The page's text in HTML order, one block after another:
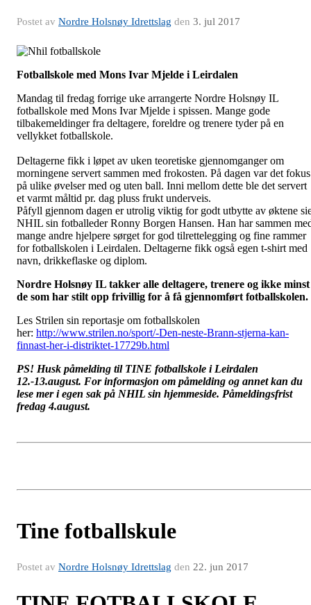
Postet av Nordre Holsnøy Idrettslag den 3. jul 2017
Fotballskole med Mons Ivar Mjelde i Leirdalen
Mandag til fredag forrige uke arrangerte Nordre Holsnøy IL
fotballskole med Mons Ivar Mjelde i spissen. Mange gode
tilbakemeldinger fra deltagere, foreldre og trenere tyder på en
vellykket fotballskole.
Deltagerne fikk i løpet av uken teoretiske gjennomganger om
morningene servert sammen med frokosten. På dagen var det fokus
på ulike øvelser med og uten ball. Inni mellom dette ble det servert
et varmt måltid pr. dag pluss frukt underveis.
Påfyll gjennom dagen er utrolig viktig for godt utbytte av øktene
NHIL sin fotballeder Ronny Borgen Hansen. Han har sammen
mange andre hjelpere sørget for god tilrettelegging og fine rammer
for fotballskolen i Leirdalen. Deltagerne fikk også egen t-shirt med
navn, drikkeflaske og diplom.
Nordre Holsnøy IL takker alle deltagere, trenere og ikke minst
de som har stilt opp frivillig for å få gjennomført fotballskolen.
Les Strilen sin reportasje om fotballskolen
her: http://www.strilen.no/sport/-Den-neste-Brann-stjerna-kan-
finnast-her-i-distriktet-17729b.html
PS! Husk påmelding til TINE fotballskole i Leirdalen
12.-13.august. For informasjon om påmelding og annet kan du
lese mer i egen sak på NHIL sin hjemmeside. Påmeldingsfrist
fredag 4.august.
Tine fotballskule
Postet av Nordre Holsnøy Idrettslag den 22. jun 2017